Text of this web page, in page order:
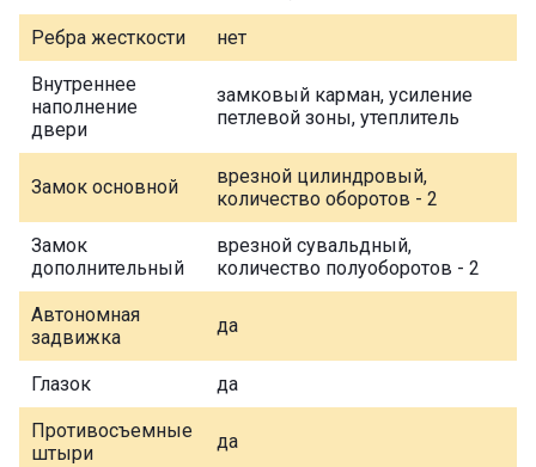
Ребра жесткости нет
Внутреннее
наполнение
двери
замковый карман, усиление
петлевой зоны, утеплитель
Замок основной
врезной цилиндровый,
количество оборотов - 2
Замок
дополнительный
врезной сувальдный,
количество полуоборотов - 2
Автономная
задвижка
да
Глазок да
Противосъемные
штыри
да